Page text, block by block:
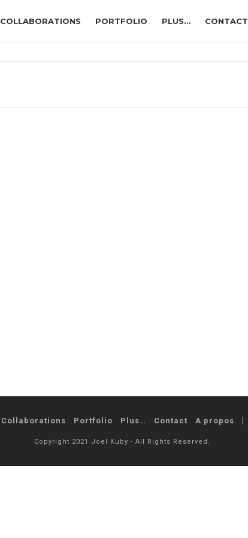
COLLABORATIONS PORTFOLIO PLUS… CONTACT
Collaborations Portfolio Plus… Contact A propos
Copyright 2021 Joel Kuby - All Rights Reserved.